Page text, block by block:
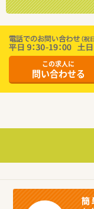
この求人に
問い合わせる